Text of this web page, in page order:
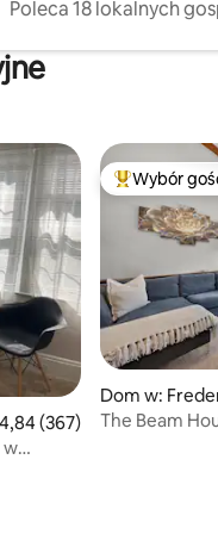
Poleca 18 lokalnych
ocena: 4,84 na 5,
4,84 (367)
w
Wybór
Dom w:
The Beam